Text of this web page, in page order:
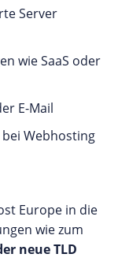
Server
wie SaaS oder
E-Mail
Webhosting
Europe in die
wie zum
neue TLD